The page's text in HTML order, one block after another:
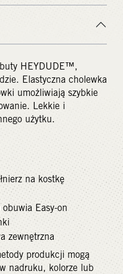
HEYDUDE™,
Elastyczna cholewka
umożliwiają szybkie
Lekkie i
użytku.
na kostkę
obuwia Easy-on
zewnętrzna
produkcji mogą
nadruku, kolorze lub